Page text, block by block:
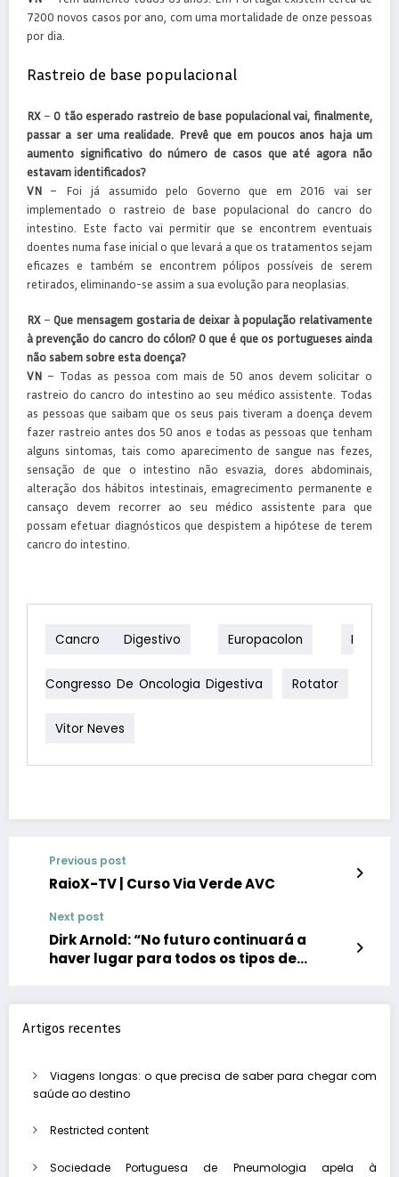
7200 novos casos por ano, com uma mortalidade de onze pessoas
por dia.
Rastreio de base populacional
RX–O tão esperado rastreio de base populacional vai, finalmente,
passar a ser uma realidade. Prevê que em poucos anos haja um
aumento significativo do número de casos que até agora não
estavam identificados?
VN – Foi já assumido pelo Governo que em 2016 vai ser
implementado o rastreio de base populacional do cancro do
intestino. Este facto vai permitir que se encontrem eventuais
doentes numa fase inicial o que levará a que os tratamentos sejam
eficazes e também se encontrem pólipos possíveis de serem
retirados, eliminando-se assim a sua evolução para neoplasias.
RX–Que mensagem gostaria de deixar à população relativamente
à prevenção do cancro do cólon? O que é que os portugueses ainda
não sabem sobre esta doença?
VN – Todas as pessoa com mais de 50 anos devem solicitar o
rastreio do cancro do intestino ao seu médico assistente. Todas
as pessoas que saibam que os seus pais tiveram a doença devem
fazer rastreio antes dos 50 anos e todas as pessoas que tenham
alguns sintomas, tais como aparecimento de sangue nas fezes,
sensação de que o intestino não esvazia, dores abdominais,
alteração dos hábitos intestinais, emagrecimento permanente e
cansaço devem recorrer ao seu médico assistente para que
possam efetuar diagnósticos que despistem a hipótese de terem
cancro do intestino.
Cancro Digestivo Europacolon I
Congresso De Oncologia Digestiva Rotator
Vitor Neves
Previous post
RaioX-TV | Curso Via Verde AVC
Next post
Dirk Arnold: “No futuro continuará a
haver lugar para todos os tipos de
Artigos recentes
Viagens longas: o que precisa de saber para chegar com
saúde ao destino
Restricted content
Sociedade Portuguesa de Pneumologia apela à